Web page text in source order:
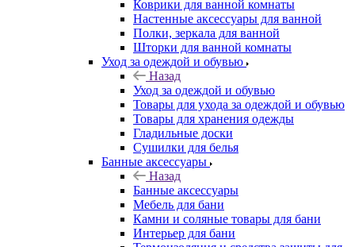
Коврики для ванной комнаты
Настенные аксессуары для ванной
Полки, зеркала для ванной
Шторки для ванной комнаты
Уход за одеждой и обувью
Назад
Уход за одеждой и обувью
Товары для ухода за одеждой и обувью
Товары для хранения одежды
Гладильные доски
Сушилки для белья
Банные аксессуары
Назад
Банные аксессуары
Мебель для бани
Камни и соляные товары для бани
Интерьер для бани